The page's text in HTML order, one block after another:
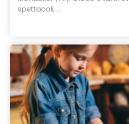
spettacoli, ...